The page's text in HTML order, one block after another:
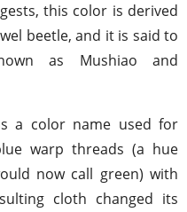
this color is derived
beetle, and it is said to
as Mushiao and
a color name used for
warp threads (a hue
now call green) with
cloth changed its